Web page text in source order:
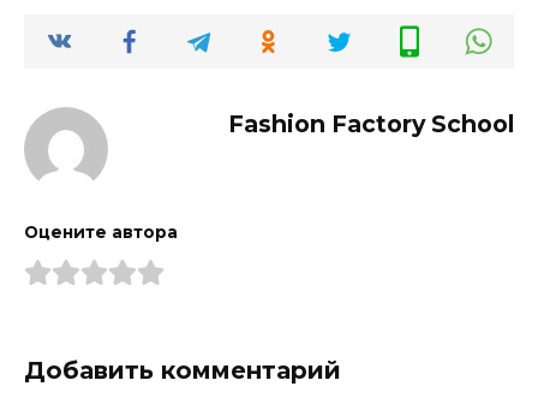
Fashion Factory School
Оцените автора
Добавить комментарий